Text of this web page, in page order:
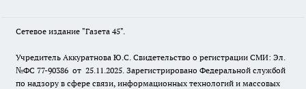
Сетевое издание "Газета 45".
Учредитель Аккуратнова Ю.С. Свидетельство о регистрации СМИ: Эл.
№ФС 77-90386 от 25.11.2025. Зарегистрировано Федеральной службой
по надзору в сфере связи, информационных технологий и массовых